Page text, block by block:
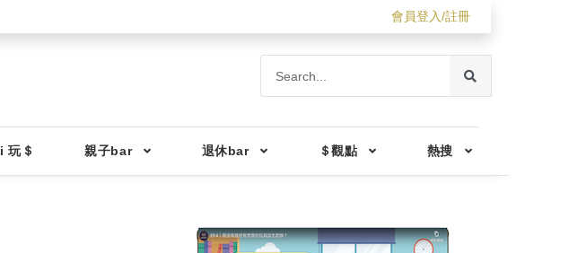
會員登入/註冊
i 玩＄ 親子bar 退休bar ＄觀點 熱搜